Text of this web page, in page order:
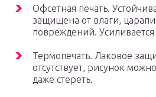
Офсетная печать.
защищена от влаги,
повреждений.
Термопечать. Лаковое
отсутствует, рисунок
даже стереть.